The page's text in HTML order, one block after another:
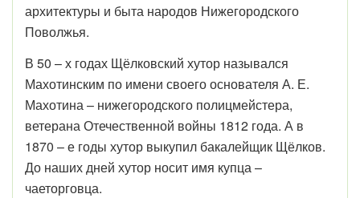
архитектуры и быта народов Нижегородского
Поволжья.
В 50 – х годах Щёлковский хутор назывался
Махотинским по имени своего основателя А. Е.
Махотина – нижегородского полицмейстера,
ветерана Отечественной войны 1812 года. А в
1870 – е годы хутор выкупил бакалейщик Щёлков.
До наших дней хутор носит имя купца –
чаеторговца.